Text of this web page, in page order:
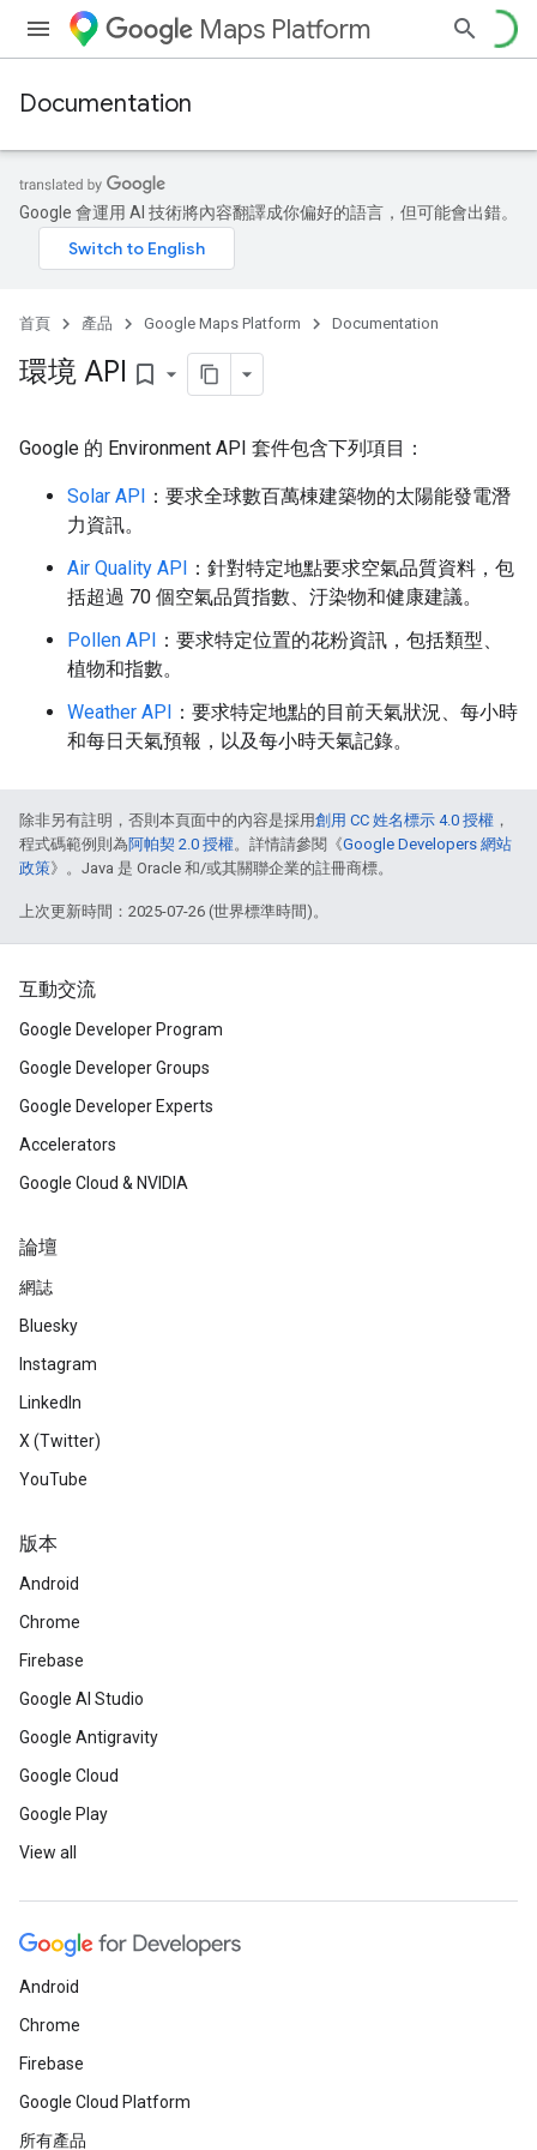
Maps Platform
Documentation
Google 會運用 AI 技術將內容翻譯成你偏好的語言，但可能會出錯。
首頁 產品 Google Maps Platform Documentation
環境 API bookmark_border
Google 的 Environment API 套件包含下列項目：
Solar API ：要求全球數百萬棟建築物的太陽能發電潛
力資訊。
Air Quality API ：針對特定地點要求空氣品質資料，包
括超過 70 個空氣品質指數、汙染物和健康建議。
Pollen API ：要求特定位置的花粉資訊，包括類型、
植物和指數。
Weather API ：要求特定地點的目前天氣狀況、每小時
和每日天氣預報，以及每小時天氣記錄。
除非另有註明，否則本頁面中的內容是採用創用 CC 姓名標示 4.0 授權 ，
程式碼範例則為阿帕契 2.0 授權。詳情請參閱《Google Developers 網站
政策》。Java 是 Oracle 和/或其關聯企業的註冊商標。
上次更新時間：2025-07-26 (世界標準時間)。
互動交流
Google Developer Program
Google Developer Groups
Google Developer Experts
Accelerators
Google Cloud & NVIDIA
論壇
網誌
Bluesky
Instagram
LinkedIn
X (Twitter)
YouTube
版本
Android
Chrome
Firebase
Google AI Studio
Google Antigravity
Google Cloud
Google Play
View all
Android
Chrome
Firebase
Google Cloud Platform
所有產品